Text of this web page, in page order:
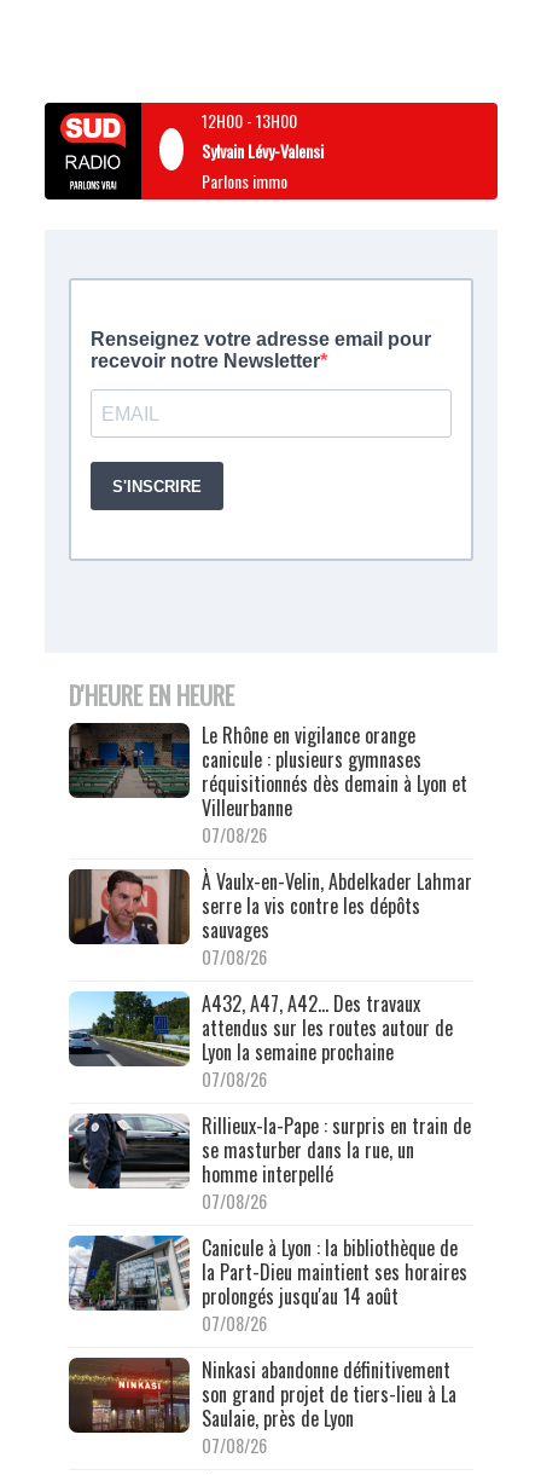
12H00-13H00
Sylvain Lévy-Valensi
Parlons immo
D'HEURE EN HEURE
Le Rhône en vigilance orange
canicule : plusieurs gymnases
réquisitionnés dès demain à Lyon et
Villeurbanne
07/08/26
À Vaulx-en-Velin, Abdelkader Lahmar
serre la vis contre les dépôts
sauvages
07/08/26
A432, A47, A42… Des travaux
attendus sur les routes autour de
Lyon la semaine prochaine
07/08/26
Rillieux-la-Pape : surpris en train de
se masturber dans la rue, un
homme interpellé
07/08/26
Canicule à Lyon : la bibliothèque de
la Part-Dieu maintient ses horaires
prolongés jusqu'au 14 août
07/08/26
Ninkasi abandonne définitivement
son grand projet de tiers-lieu à La
Saulaie, près de Lyon
07/08/26